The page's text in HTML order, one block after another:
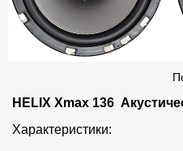
HELIX Xmax 136
Характеристики: